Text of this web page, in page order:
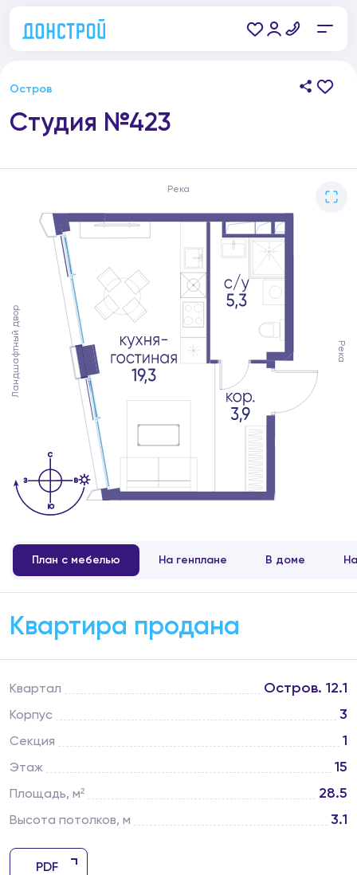
Остров
Студия №423
План с мебелью На генплане В доме
Река
Река
Ландшафтный двор
Квартал Остров. 12.1
Корпус 3
Секция 1
Этаж 15
Площадь, м² 28.5
Высота потолков, м 3.1
PDF
Квартира продана